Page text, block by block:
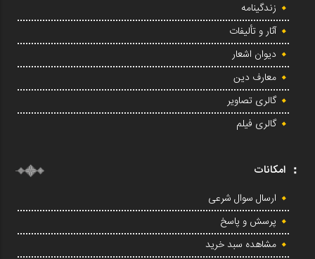
زندگینامه
آثار و تألیفات
دیوان اشعار
معارف دین
گالری تصاویر
گالری فیلم
امکانات
ارسال سوال شرعی
پرسش و پاسخ
مشاهده سبد خرید